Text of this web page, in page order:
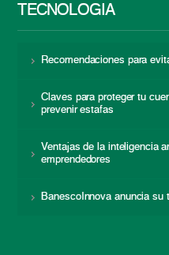
TECNOLOGÍA
Recomendaciones para
Claves para proteger tu
prevenir estafas
Ventajas de la inteligencia
emprendedores
BanescoInnova anuncia su